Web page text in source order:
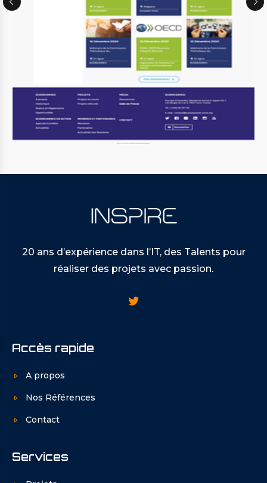
20 ans d’expérience dans l’IT, des Talents pour
réaliser des projets avec passion.
Accès rapide
A propos
Nos Références
Contact
Services